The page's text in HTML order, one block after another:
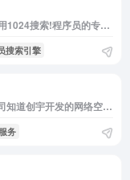
1024搜索-程序员专用搜索引擎是程序员就用1024搜索!程序员的专用搜索引擎!
搜索引擎
ZoomEyE安全搜索引擎官网是国内安全公司知道创宇开发的网络空间搜索引擎
务